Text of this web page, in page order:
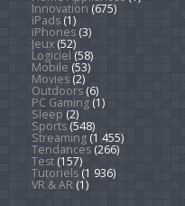
Innovation (675)
iPads(1)
iPhones(3)
Jeux(52)
Logiciel (58)
Mobile (53)
Movies(2)
Outdoors(6)
PC Gaming(1)
Sleep (2)
Sports(548)
Streaming(1 455)
Tendances(266)
Test(157)
Tutoriels(1 936)
VR & AR(1)